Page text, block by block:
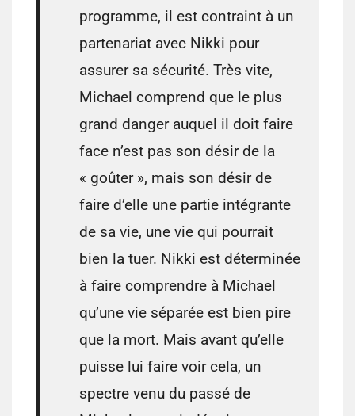
programme, il est contraint à un
partenariat avec Nikki pour
assurer sa sécurité. Très vite,
Michael comprend que le plus
grand danger auquel il doit faire
face n’est pas son désir de la
« goûter », mais son désir de
faire d’elle une partie intégrante
de sa vie, une vie qui pourrait
bien la tuer. Nikki est déterminée
à faire comprendre à Michael
qu’une vie séparée est bien pire
que la mort. Mais avant qu’elle
puisse lui faire voir cela, un
spectre venu du passé de